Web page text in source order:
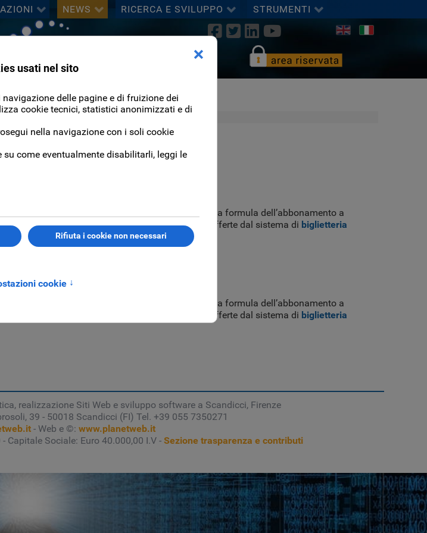
NEWS RICERCA E SVILUPPO
STRUMENTI
Seleziona la tua lingua
CERCA
di Roma
Tra le novità di quest'anno la scelta di proporre la formula dell’abbonamento a
direttamente sul sito, sfruttando le possibilità offerte dal sistema di biglietteria
Tra le novità di quest'anno la scelta di proporre la formula dell’abbonamento a
direttamente sul sito, sfruttando le possibilità offerte dal sistema di biglietteria
realizzazione Siti Web e sviluppo software a Scandicci, Firenze
39 - 50018 Scandicci (FI) Tel. +39 055 7350271
- Web e ©: www.planetweb.it
Capitale Sociale: Euro 40.000,00 I.V - Sezione trasparenza e contributi